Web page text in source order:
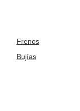
Frenos
Bujías